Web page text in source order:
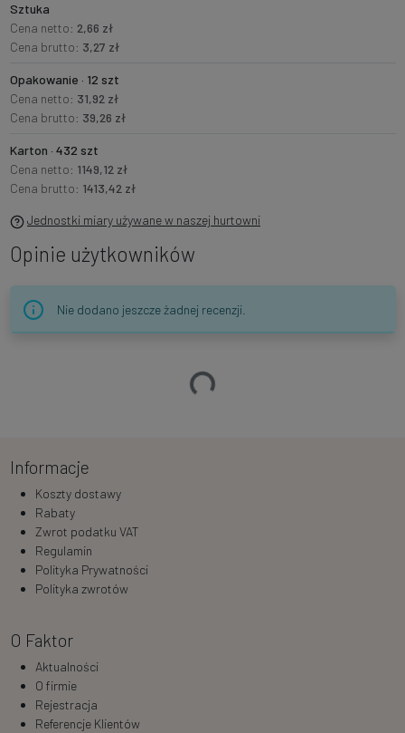
Sztuka
Cena netto: 2,66 zł
Cena brutto: 3,27 zł
Opakowanie · 12 szt
Cena netto: 31,92 zł
Cena brutto: 39,26 zł
Karton · 432 szt
Cena netto: 1149,12 zł
Cena brutto: 1413,42 zł
Jednostki miary używane w naszej hurtowni
Opinie użytkowników
Nie dodano jeszcze żadnej recenzji.
Ładowanie…
Informacje
Koszty dostawy
Rabaty
Zwrot podatku VAT
Regulamin
Polityka Prywatności
Polityka zwrotów
O Faktor
Aktualności
O firmie
Rejestracja
Referencje Klientów